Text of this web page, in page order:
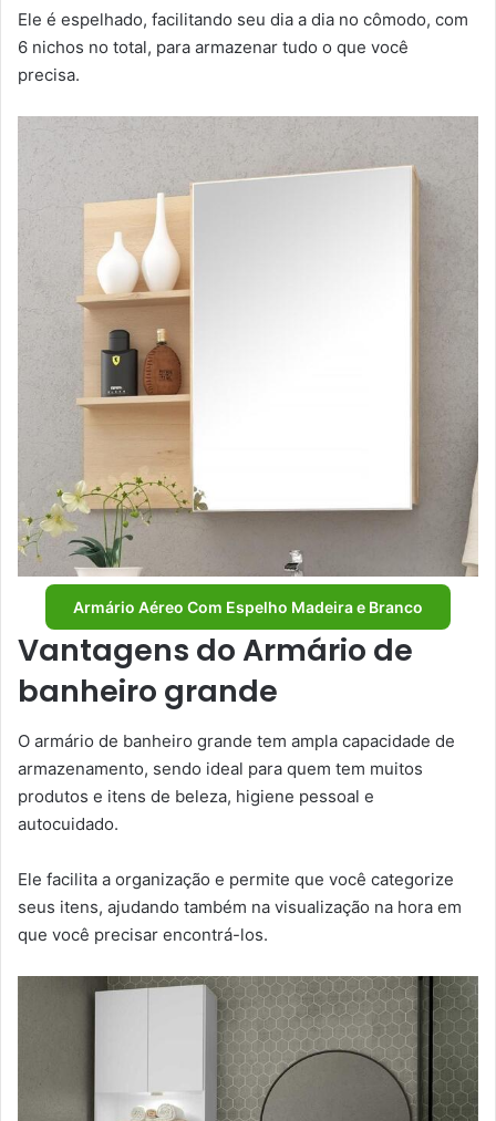
Ele é espelhado, facilitando seu dia a dia no cômodo, com
6 nichos no total, para armazenar tudo o que você
precisa.
Armário Aéreo Com Espelho Madeira e Branco
Vantagens do Armário de
banheiro grande
O armário de banheiro grande tem ampla capacidade de
armazenamento, sendo ideal para quem tem muitos
produtos e itens de beleza, higiene pessoal e
autocuidado.
Ele facilita a organização e permite que você categorize
seus itens, ajudando também na visualização na hora em
que você precisar encontrá-los.